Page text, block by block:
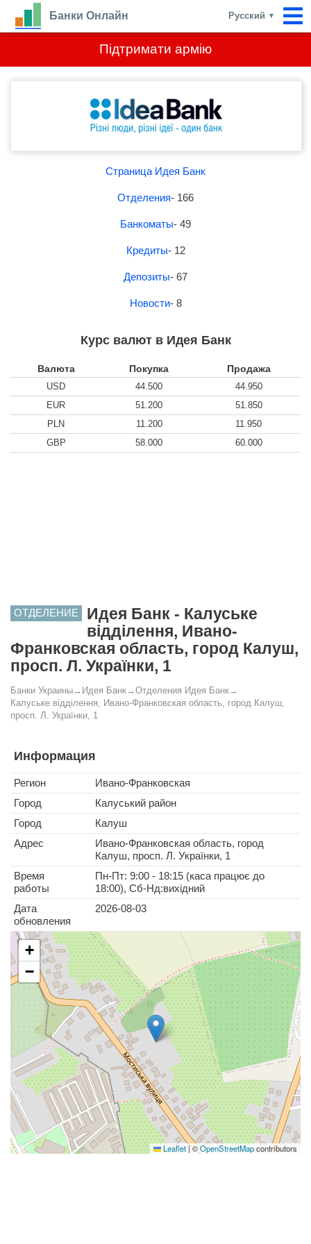
Підтримати армію
Банки Онлайн Русский ▼
Страница Идея Банк
Отделения- 166
Банкоматы- 49
Кредиты- 12
Депозиты- 67
Новости- 8
Курс валют в Идея Банк
Валюта Покупка Продажа
USD 44.500
44.950
EUR
51.200
51.850
PLN
11.200
11.950
GBP
58.000 60.000
ОТДЕЛЕНИЕ
Идея Банк - Калуське
відділення, Ивано-
Франковская область, город Калуш,
просп. Л. Українки, 1
Банки Украины→ Идея Банк→ Отделения Идея Банк→
Калуське відділення, Ивано-Франковская область, город Калуш,
просп. Л. Українки, 1
Информация
Регион
Ивано-Франковская
Город
Калуський район
Город
Калуш
Адрес
Ивано-Франковская область, город
Калуш, просп. Л. Українки, 1
Время
работы
Пн-Пт: 9:00 - 18:15 (каса працює до
18:00), Сб-Нд:вихідний
Дата
обновления
2026-08-03
+
−
Leaflet|©OpenStreetMapcontributors